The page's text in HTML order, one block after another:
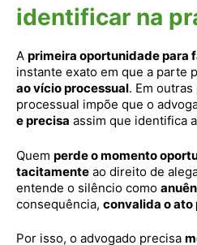
identificar na
A primeira oportunidade para
instante exato em que a parte
ao vício processual. Em
processual impõe que o
e precisa assim que identifica
Quem perde o momento
tacitamente ao direito de
entende o silêncio como
consequência, convalida o ato
Por isso, o advogado precisa